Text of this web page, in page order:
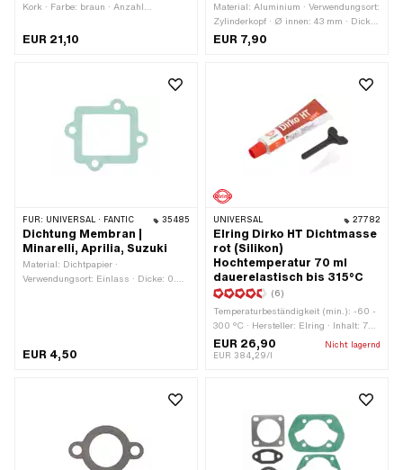
Kork · Farbe: braun · Anzahl
475 mm · Breite: 195 mm · Dicke: 1.5
EUR 21,10
Material: Aluminium · Verwendungsort:
Zylinderkopf · Ø innen: 43 mm · Dicke:
0.1 mm · Nenndurchmesser: 43 mm ·
EUR 7,90
FÜR: UNIVERSAL · FANTIC 35485
Dichtung Membran |
Minarelli, Aprilia, Suzuki
Material: Dichtpapier ·
Verwendungsort: Einlass · Dicke: 0.5
EUR 4,50
UNIVERSAL 27782
Elring Dirko HT Dichtmasse
rot (Silikon)
Hochtemperatur 70 ml
dauerelastisch bis 315°C
(6)
Temperaturbeständigkeit (min.): -60 -
300 °C · Hersteller: Elring · Inhalt: 70
ml · Gefahrenhinweis: Verursacht
schwere Augenreizung · Farbe: rot ·
Anwendungsbereich: Chemie ·
Spaltmass (max.): 2 mm
EUR 26,90
Nicht lagernd
EUR 384,29/l